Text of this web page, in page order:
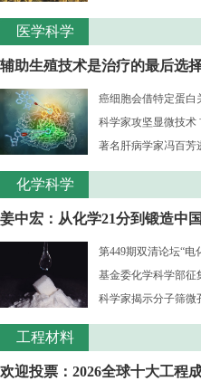
医学科学
辅助生殖技术是治疗的最后选
癌细胞会借特定蛋白
科学家攻坚显微技术
著名肝病学家冯百芳
化学科学
姜中宏：从化学21分到锻造中
第449期双清论坛“电
基金委化学科学部征
科学家揭示分子筛微
工程材料
欢迎投票：2026全球十大工程